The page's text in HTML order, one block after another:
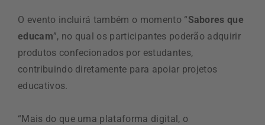
O evento incluirá também o momento “Sabores que
educam”, no qual os participantes poderão adquirir
produtos confecionados por estudantes,
contribuindo diretamente para apoiar projetos
educativos.
“Mais do que uma plataforma digital, o